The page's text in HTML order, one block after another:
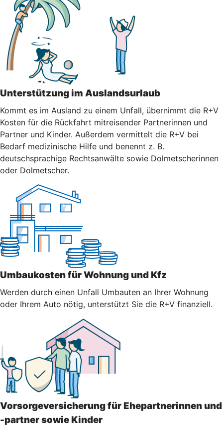
Unterstützung im Auslandsurlaub
Kommt es im Ausland zu einem Unfall, übernimmt die R+V
Kosten für die Rückfahrt mitreisender Partnerinnen und
Partner und Kinder. Außerdem vermittelt die R+V bei
Bedarf medizinische Hilfe und benennt z. B.
deutschsprachige Rechtsanwälte sowie Dolmetscherinnen
oder Dolmetscher.
Umbaukosten für Wohnung und Kfz
Werden durch einen Unfall Umbauten an Ihrer Wohnung
oder Ihrem Auto nötig, unterstützt Sie die R+V finanziell.
Vorsorgeversicherung für Ehepartnerinnen und
-partner sowie Kinder